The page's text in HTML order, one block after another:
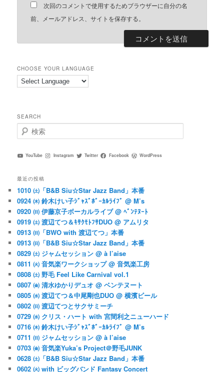
次回のコメントで使用するためブラウザーに自分の名
前、メールアドレス、サイトを保存する。
CHOOSE YOUR LANGUAGE
SEARCH
検
索
YouTube Instagram Twitter Facebook WordPress
最近の投稿
1010 ㈯「B&B Siu☆Star Jazz Band」本番
0924 ㈭ 鈴木けい子ｼﾞｬｽﾞﾎﾞｰｶﾙﾗｲﾌﾞ @ M’s
0920 ㈰ 伊藤京子ボーカルライブ @ ﾍﾞﾝﾃﾇｰﾄ
0919 ㈯ 渡辺てつ＆ｷｻｸﾓﾄﾌｻDUO @ アムリタ
0913 ㈰「BWO with 渡辺てつ」本番
0913 ㈰「B&B Siu☆Star Jazz Band」本番
0829 ㈯ ジャムセッション @ à l’aise
0811 ㈫ 音気楽ワークショップ @ 音気楽工房
0808 ㈯ 野毛 Feel Like Carnival vol.1
0807 ㈮ 清水ゆかりデュオ @ ベンテヌート
0805 ㈬ 渡辺てつ＆中尾剛也DUO @ 横濱ビール
0802 ㈰ 渡辺てつとサクサミーチ
0729 ㈬ クリス・ハート with 宮間利之ニューハード
0716 ㈭ 鈴木けい子ｼﾞｬｽﾞﾎﾞｰｶﾙﾗｲﾌﾞ @ M’s
0711 ㈰ ジャムセッション @ à l’aise
0703 ㈮ 音気楽Yuka’s Project＠野毛JUNK
0628 ㈯「B&B Siu☆Star Jazz Band」本番
0602 ㈫ with ビッグバンド Fantasy Concert